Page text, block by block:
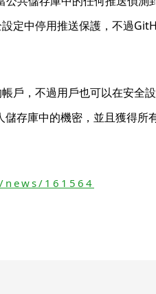
定中停用推送保護，不過
戶，不過用戶也可以在安
存庫中的機密，並且獲得
161564